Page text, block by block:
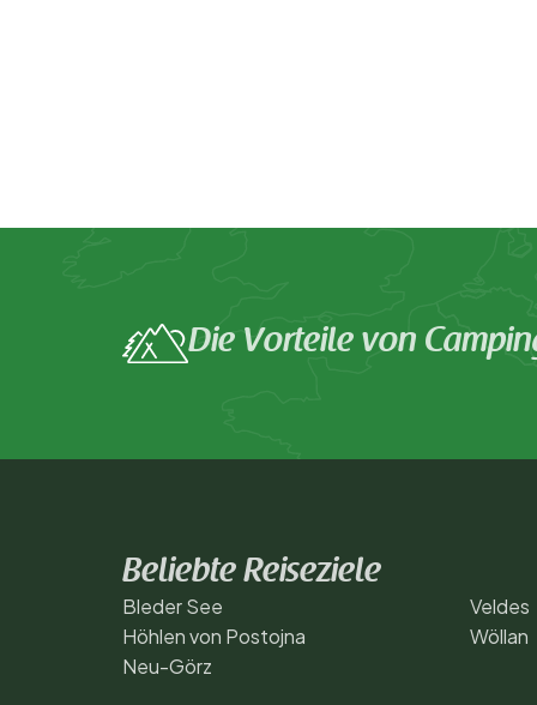
Die Vorteile von
Beliebte Reiseziele
Bleder See
Höhlen von Postojna
Neu-Görz
Veldes
Wöllan